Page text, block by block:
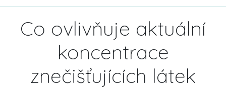
Co ovlivňuje aktuální
koncentrace
znečišťujících látek